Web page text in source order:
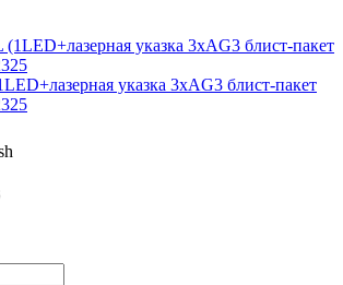
указка 3хAG3 блист-пакет